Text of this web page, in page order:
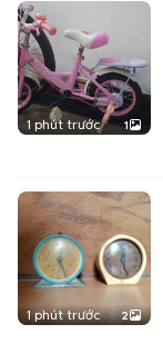
1 phút trước 1
1 phút trước 2